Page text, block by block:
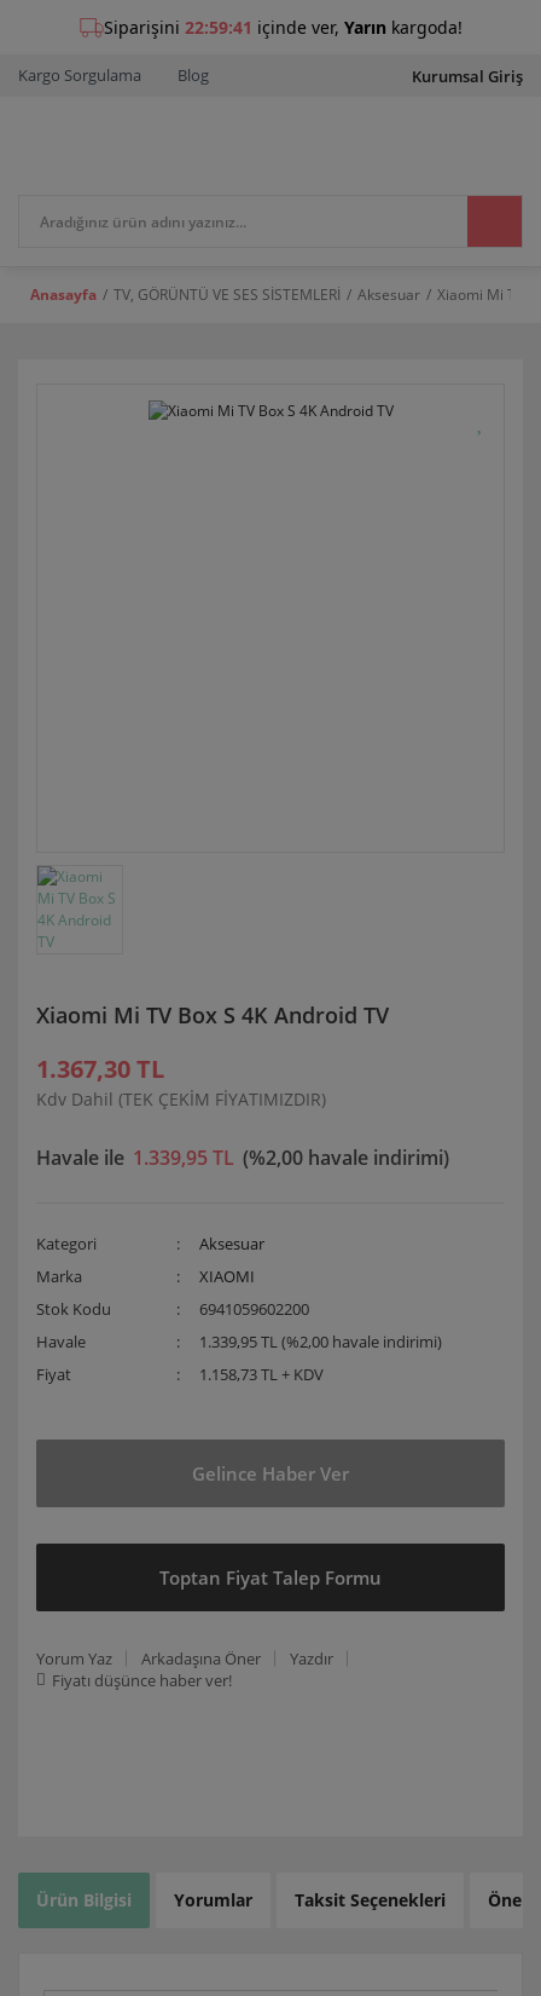
Kargo Sorgulama Blog Kurumsal Giriş
Anasayfa TV, GÖRÜNTÜ VE SES SİSTEMLERİ Aksesuar Xiaomi Mi TV
Xiaomi Mi TV Box S 4K Android TV
1.367,30 TL
Kdv Dahil (TEK ÇEKİM FİYATIMIZDIR)
Havale ile 1.339,95 TL (%2,00 havale indirimi)
Kategori
Aksesuar
Marka
XIAOMI
Stok Kodu
6941059602200
Havale
1.339,95 TL (%2,00 havale indirimi)
Fiyat
1.158,73 TL + KDV
Gelince Haber Ver
Toptan Fiyat Talep Formu
Yorum Yaz Arkadaşına Öner
Yazdır
Fiyatı düşünce haber ver!
Ürün Bilgisi Yorumlar Taksit Seçenekleri